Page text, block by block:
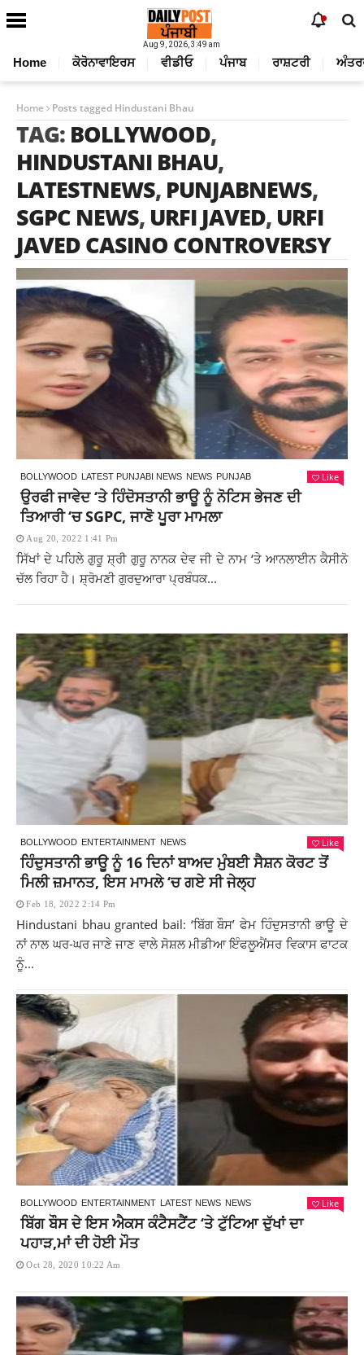
Aug 9, 2026, 3:49 am
Home ਕੋਰੋਨਾਵਾਇਰਸ ਵੀਡੀਓ ਪੰਜਾਬ ਰਾਸ਼ਟਰੀ
Home Posts tagged Hindustani Bhau
TAG: BOLLYWOOD,
HINDUSTANI BHAU,
LATESTNEWS, PUNJABNEWS,
SGPC NEWS, URFI JAVED, URFI
JAVED CASINO CONTROVERSY
BOLLYWOOD LATEST PUNJABI NEWS NEWS PUNJAB Like
ਉਰਫੀ ਜਾਵੇਦ ‘ਤੇ ਹਿੰਦੋਸਤਾਨੀ ਭਾਊ ਨੂੰ ਨੋਟਿਸ ਭੇਜਣ ਦੀ
ਤਿਆਰੀ ‘ਚ SGPC, ਜਾਣੋ ਪੂਰਾ ਮਾਮਲਾ
Aug 20, 2022 1:41 Pm
ਸਿੱਖਾਂ ਦੇ ਪਹਿਲੇ ਗੁਰੂ ਸ਼੍ਰੀ ਗੁਰੂ ਨਾਨਕ ਦੇਵ ਜੀ ਦੇ ਨਾਮ ‘ਤੇ ਆਨਲਾਈਨ ਕੈਸੀਨੋ
ਚੱਲ ਰਿਹਾ ਹੈ। ਸ਼੍ਰੋਮਣੀ ਗੁਰਦੁਆਰਾ ਪ੍ਰਬੰਧਕ...
BOLLYWOOD ENTERTAINMENT NEWS Like
ਹਿੰਦੁਸਤਾਨੀ ਭਾਊ ਨੂੰ 16 ਦਿਨਾਂ ਬਾਅਦ ਮੁੰਬਈ ਸੈਸ਼ਨ ਕੋਰਟ ਤੋਂ
ਮਿਲੀ ਜ਼ਮਾਨਤ, ਇਸ ਮਾਮਲੇ ‘ਚ ਗਏ ਸੀ ਜੇਲ੍ਹ
Feb 18, 2022 2:14 Pm
Hindustani bhau granted bail: ‘ਬਿੱਗ ਬੌਸ’ ਫੇਮ ਹਿੰਦੁਸਤਾਨੀ ਭਾਊ ਦੇ
ਨਾਂ ਨਾਲ ਘਰ-ਘਰ ਜਾਣੇ ਜਾਣ ਵਾਲੇ ਸੋਸ਼ਲ ਮੀਡੀਆ ਇੰਫਲੂਐਂਸਰ ਵਿਕਾਸ ਫਾਟਕ
ਨੂੰ...
BOLLYWOOD ENTERTAINMENT LATEST NEWS NEWS Like
ਬਿੱਗ ਬੌਸ ਦੇ ਇਸ ਐਕਸ ਕੰਟੈਸਟੈਂਟ ‘ਤੇ ਟੁੱਟਿਆ ਦੁੱਖਾਂ ਦਾ
ਪਹਾੜ,ਮਾਂ ਦੀ ਹੋਈ ਮੌਤ
Oct 28, 2020 10:22 Am